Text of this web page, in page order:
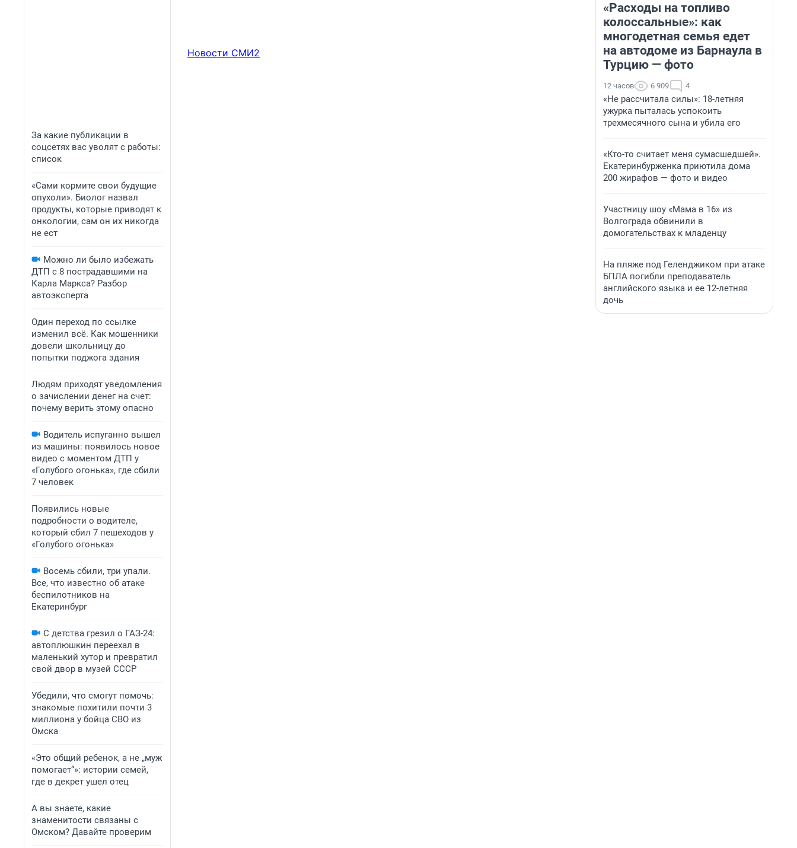
За какие публикации в
соцсетях вас уволят с работы:
список
«Сами кормите свои будущие
опухоли». Биолог назвал
продукты, которые приводят к
онкологии, сам он их никогда
не ест
Можно ли было избежать
ДТП с 8 пострадавшими на
Карла Маркса? Разбор
автоэксперта
Один переход по ссылке
изменил всё. Как мошенники
довели школьницу до
попытки поджога здания
Людям приходят уведомления
о зачислении денег на счет:
почему верить этому опасно
Водитель испуганно вышел
из машины: появилось новое
видео с моментом ДТП у
«Голубого огонька», где сбили
7 человек
Появились новые
подробности о водителе,
который сбил 7 пешеходов у
«Голубого огонька»
Восемь сбили, три упали.
Все, что известно об атаке
беспилотников на
Екатеринбург
С детства грезил о ГАЗ-24:
автоплюшкин переехал в
маленький хутор и превратил
свой двор в музей СССР
Убедили, что смогут помочь:
знакомые похитили почти 3
миллиона у бойца СВО из
Омска
«Это общий ребенок, а не „муж
помогает“»: истории семей,
где в декрет ушел отец
А вы знаете, какие
знаменитости связаны с
Омском? Давайте проверим
Новости СМИ2
«Расходы на топливо
колоссальные»: как
многодетная семья едет
на автодоме из Барнаула в
Турцию — фото
12 часов 6 909 4
«Не рассчитала силы»: 18-летняя
ужурка пыталась успокоить
трехмесячного сына и убила его
«Кто-то считает меня сумасшедшей».
Екатеринбурженка приютила дома
200 жирафов — фото и видео
Участницу шоу «Мама в 16» из
Волгограда обвинили в
домогательствах к младенцу
На пляже под Геленджиком при атаке
БПЛА погибли преподаватель
английского языка и ее 12-летняя
дочь